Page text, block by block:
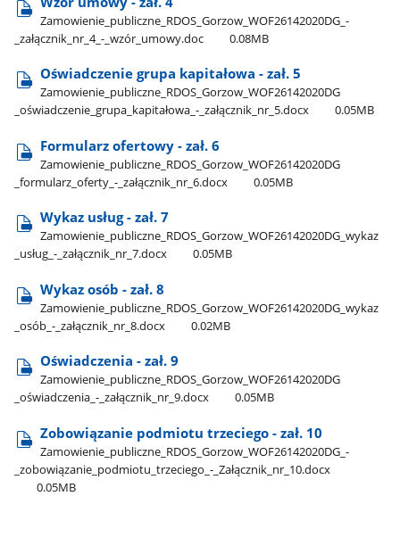
Zamowienie​_publiczne​_RDOS​_Gorzow​_WOF26142020DG​_-​
_załącznik​_nr​_4​_-​_wzór​_umowy.doc
0.08MB
Oświadczenie grupa kapitałowa - zał. 5
Zamowienie​_publiczne​_RDOS​_Gorzow​_WOF26142020DG​
_oświadczenie​_grupa​_kapitałowa​_-​_załącznik​_nr​_5.docx
0.05MB
Formularz ofertowy - zał. 6
Zamowienie​_publiczne​_RDOS​_Gorzow​_WOF26142020DG​
_formularz​_oferty​_-​_załącznik​_nr​_6.docx
0.05MB
Wykaz usług - zał. 7
Zamowienie​_publiczne​_RDOS​_Gorzow​_WOF26142020DG​_wykaz​
_usług​_-​_załącznik​_nr​_7.docx
0.05MB
Wykaz osób - zał. 8
Zamowienie​_publiczne​_RDOS​_Gorzow​_WOF26142020DG​_wykaz​
_osób​_-​_załącznik​_nr​_8.docx
0.02MB
Oświadczenia - zał. 9
Zamowienie​_publiczne​_RDOS​_Gorzow​_WOF26142020DG​
_oświadczenia​_-​_załącznik​_nr​_9.docx
0.05MB
Zobowiązanie podmiotu trzeciego - zał. 10
Zamowienie​_publiczne​_RDOS​_Gorzow​_WOF26142020DG​_-​
_zobowiązanie​_podmiotu​_trzeciego​_-​_Załącznik​_nr​_10.docx
0.05MB